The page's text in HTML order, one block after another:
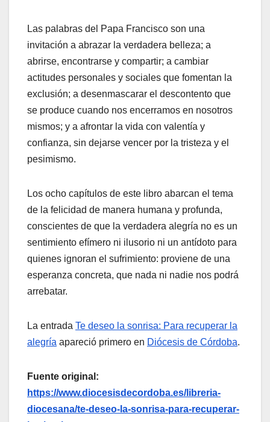
Las palabras del Papa Francisco son una
invitación a abrazar la verdadera belleza; a
abrirse, encontrarse y compartir; a cambiar
actitudes personales y sociales que fomentan la
exclusión; a desenmascarar el descontento que
se produce cuando nos encerramos en nosotros
mismos; y a afrontar la vida con valentía y
confianza, sin dejarse vencer por la tristeza y el
pesimismo.
Los ocho capítulos de este libro abarcan el tema
de la felicidad de manera humana y profunda,
conscientes de que la verdadera alegría no es un
sentimiento efímero ni ilusorio ni un antídoto para
quienes ignoran el sufrimiento: proviene de una
esperanza concreta, que nada ni nadie nos podrá
arrebatar.
La entrada Te deseo la sonrisa: Para recuperar la
alegría apareció primero en Diócesis de Córdoba.
Fuente original:
https://www.diocesisdecordoba.es/libreria-
diocesana/te-deseo-la-sonrisa-para-recuperar-